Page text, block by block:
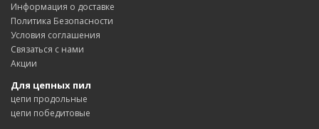
Информация о доставке
Политика Безопасности
Условия соглашения
Связаться с нами
Акции
Для цепных пил
цепи продольные
цепи победитовые